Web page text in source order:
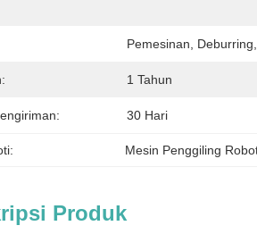
Pemesinan,
1 Tahun
30 Hari
Mesin Penggiling
Produk